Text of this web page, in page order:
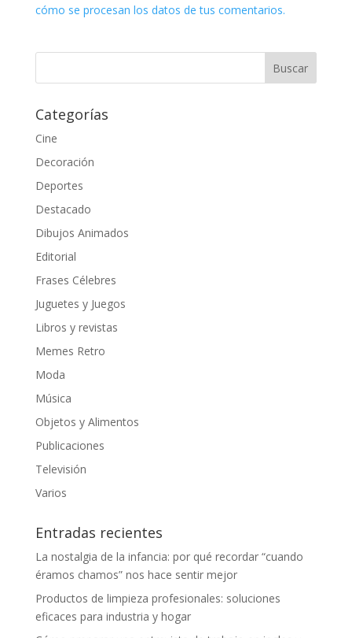
cómo se procesan los datos de tus comentarios.
Categorías
Cine
Decoración
Deportes
Destacado
Dibujos Animados
Editorial
Frases Célebres
Juguetes y Juegos
Libros y revistas
Memes Retro
Moda
Música
Objetos y Alimentos
Publicaciones
Televisión
Varios
Entradas recientes
La nostalgia de la infancia: por qué recordar “cuando
éramos chamos” nos hace sentir mejor
Productos de limpieza profesionales: soluciones
eficaces para industria y hogar